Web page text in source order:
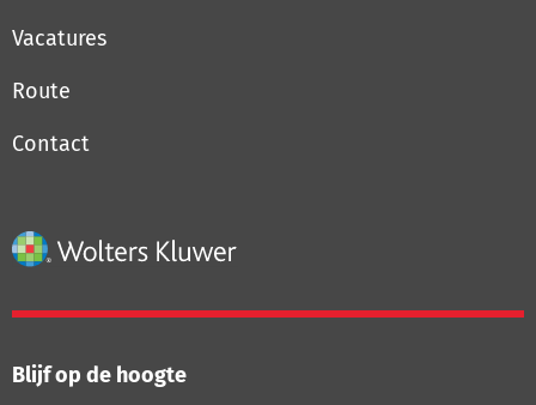
Vacatures
Route
Contact
Blijf op de hoogte